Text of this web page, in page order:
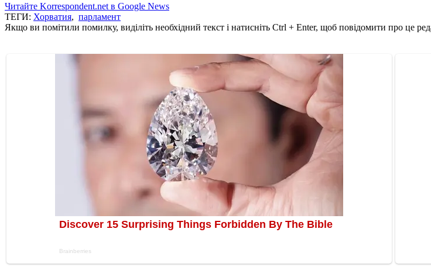
Читайте Korrespondent.net в Google News
ТЕГИ: Хорватия, парламент
Якщо ви помітили помилку, виділіть необхідний текст і натисніть Ctrl + Enter, щоб повідомити про це